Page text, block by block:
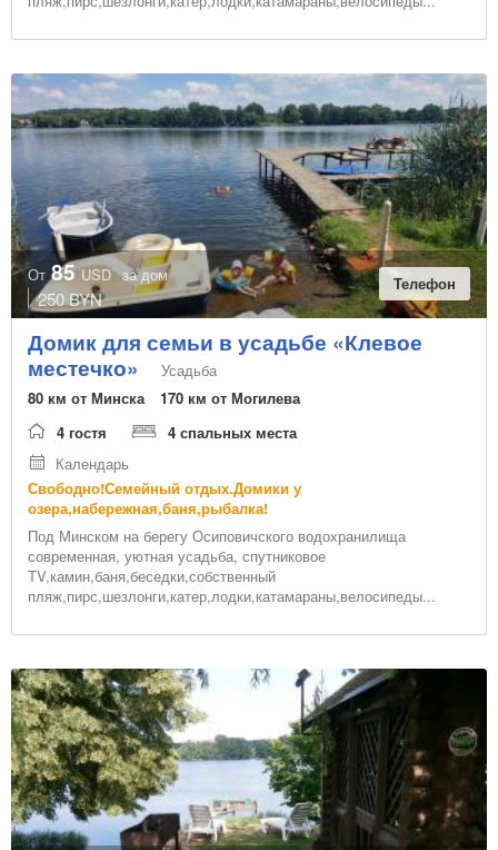
сплав
ароматерапия
гидромассаж
сеновал
спортивное ориентирование
катание на парусной яхте
водные лыжи
марафоны
боулинг
От 85USD за дом
250 BYN
Телефон
Домик для семьи в усадьбе «Клевое
местечко»
Усадьба
80 км от Минска
170 км от Могилева
4 гостя
4 спальных места
Календарь
Свободно!Семейный отдых.Домики у
озера,набережная,баня,рыбалка!
Под Минском на берегу Осиповичского водохранилища
современная, уютная усадьба, спутниковое
TV,камин,баня,беседки,собственный
пляж,пирс,шезлонги,катер,лодки,катамараны,велосипеды...